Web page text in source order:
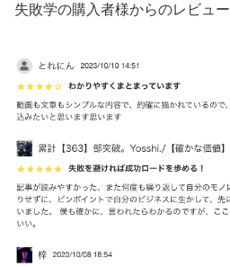
失敗学の購入者様からのレビュー